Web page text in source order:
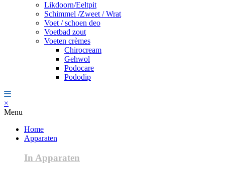
Likdoorn/Eeltpit
Schimmel /Zweet / Wrat
Voet / schoen deo
Voetbad zout
Voeten crèmes
Chirocream
Gehwol
Podocare
Pododip
×
Menu
Home
Apparaten
In Apparaten